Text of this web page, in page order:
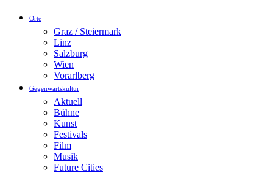
Orte
Graz / Steiermark
Linz
Salzburg
Wien
Vorarlberg
Gegenwartskultur
Aktuell
Bühne
Kunst
Festivals
Film
Musik
Future Cities